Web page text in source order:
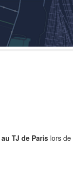
au TJ de Paris lors